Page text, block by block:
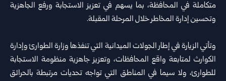
متكاملة في المحافظة، بما يسهم في تعزيز الاستجابة ورفع الجاهزية
وتحسين إدارة المخاطر خلال المرحلة المقبلة.
وتأتي الزيارة في إطار الجولات الميدانية التي تنفذها وزارة الطوارئ وإدارة
الكوارث لمتابعة واقع المحافظات، وتعزيز جاهزية منظومة الاستجابة
للطوارئ، ولا سيما في المناطق التي تواجه تحديات مرتبطة بالحرائق